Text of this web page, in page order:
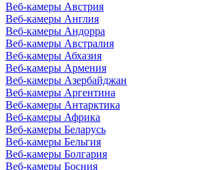
Веб-камеры Австрия
Веб-камеры Англия
Веб-камеры Андорра
Веб-камеры Австралия
Веб-камеры Абхазия
Веб-камеры Армения
Веб-камеры Азербайджан
Веб-камеры Аргентина
Веб-камеры Антарктика
Веб-камеры Африка
Веб-камеры Беларусь
Веб-камеры Бельгия
Веб-камеры Болгария
Веб-камеры Босния